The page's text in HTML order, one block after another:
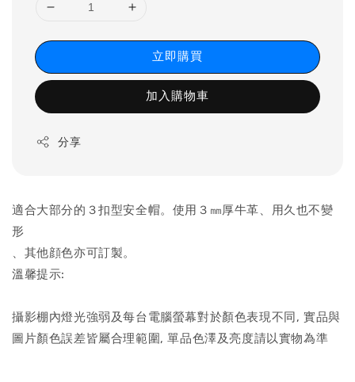
立即購買
加入購物車
分享
適合大部分的３扣型安全帽。使用３㎜厚牛革、用久也不變
形
、其他顔色亦可訂製。
溫馨提示:
攝影棚內燈光強弱及每台電腦螢幕對於顏色表現不同, 實品與
圖片顏色誤差皆屬合理範圍, 單品色澤及亮度請以實物為準